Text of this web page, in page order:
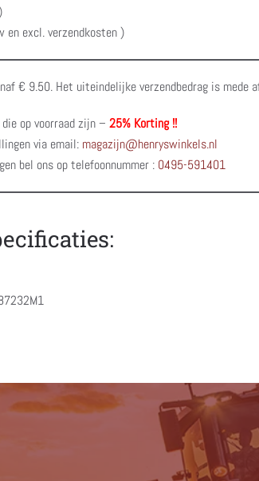
excl. verzendkosten )
€ 9.50. Het uiteindelijke verzendbedrag is mede
op voorraad zijn – 25% Korting !!
via email: magazijn@henryswinkels.nl
bel ons op telefoonnummer : 0495-591401